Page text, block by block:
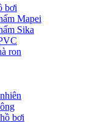
bơi
Mapei
Sika
ron
bơi